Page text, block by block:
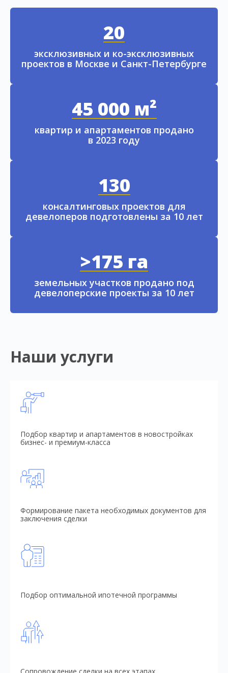
20
эксклюзивных и ко-эксклюзивных
проектов в Москве и Санкт-Петербурге
45 000 м²
квартир и апартаментов продано
в 2023 году
130
консалтинговых проектов для
девелоперов подготовлены за 10 лет
>175 га
земельных участков продано под
девелоперские проекты за 10 лет
Наши услуги
Подбор квартир и апартаментов в новостройках
бизнес- и премиум-класса
Формирование пакета необходимых документов для
заключения сделки
Подбор оптимальной ипотечной программы